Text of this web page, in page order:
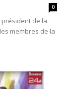
0
président de la
membres de la